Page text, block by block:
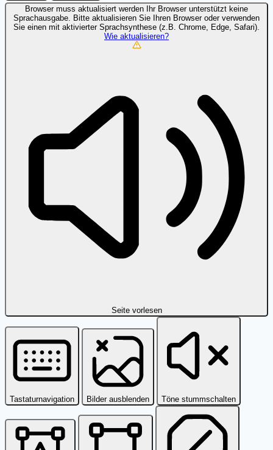
Browser muss aktualisiert werden
Ihr Browser unterstützt keine
Sprachausgabe. Bitte aktualisieren Sie Ihren Browser oder verwenden
Sie einen mit aktivierter Sprachsynthese (z.B. Chrome, Edge, Safari).
Wie aktualisieren?
Seite vorlesen
Tastaturnavigation Bilder ausblenden Töne stummschalten